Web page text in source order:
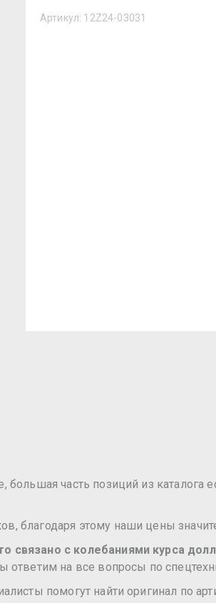
Артикул: 12Z24-03031
часть позиций из каталога
благодаря этому наши цены
связано с колебаниями курса
на все вопросы по
помогут найти оригинал по